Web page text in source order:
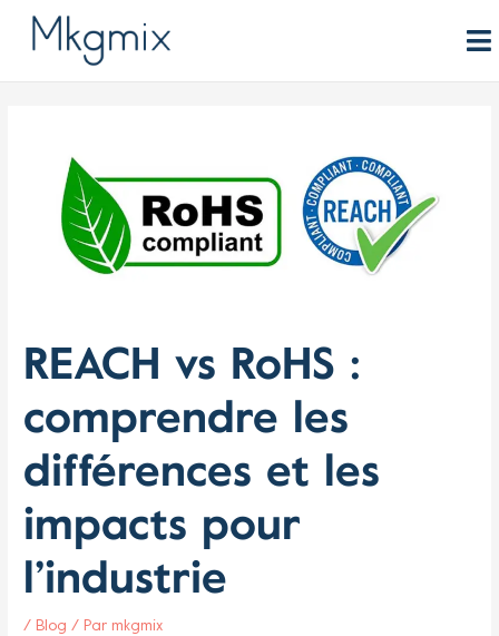
REACH vs RoHS :
comprendre les
différences et les
impacts pour
l’industrie
/ Blog / Par mkgmix